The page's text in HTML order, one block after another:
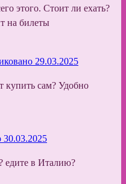
этого. Стоит ли ехать?
на билеты
29.03.2025
купить сам? Удобно
едите в Италию?